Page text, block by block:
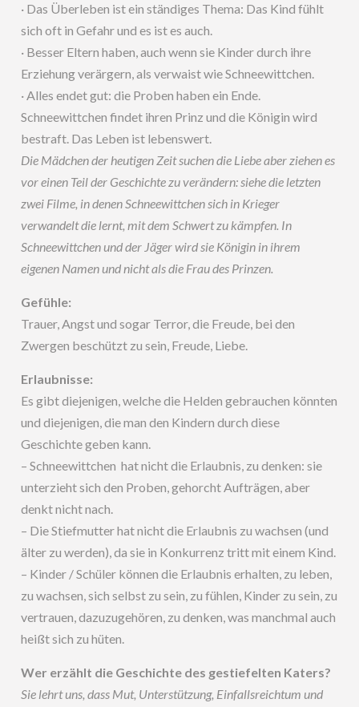
· Das Überleben ist ein ständiges Thema: Das Kind fühlt
sich oft in Gefahr und es ist es auch.
· Besser Eltern haben, auch wenn sie Kinder durch ihre
Erziehung verärgern, als verwaist wie Schneewittchen.
· Alles endet gut: die Proben haben ein Ende.
Schneewittchen findet ihren Prinz und die Königin wird
bestraft. Das Leben ist lebenswert.
Die Mädchen der heutigen Zeit suchen die Liebe aber ziehen es
vor einen Teil der Geschichte zu verändern: siehe die letzten
zwei Filme, in denen Schneewittchen sich in Krieger
verwandelt die lernt, mit dem Schwert zu kämpfen. In
Schneewittchen und der Jäger wird sie Königin in ihrem
eigenen Namen und nicht als die Frau des Prinzen.
Gefühle:
Trauer, Angst und sogar Terror, die Freude, bei den
Zwergen beschützt zu sein, Freude, Liebe.
Erlaubnisse:
Es gibt diejenigen, welche die Helden gebrauchen könnten
und diejenigen, die man den Kindern durch diese
Geschichte geben kann.
– Schneewittchen hat nicht die Erlaubnis, zu denken: sie
unterzieht sich den Proben, gehorcht Aufträgen, aber
denkt nicht nach.
– Die Stiefmutter hat nicht die Erlaubnis zu wachsen (und
älter zu werden), da sie in Konkurrenz tritt mit einem Kind.
– Kinder / Schüler können die Erlaubnis erhalten, zu leben,
zu wachsen, sich selbst zu sein, zu fühlen, Kinder zu sein, zu
vertrauen, dazuzugehören, zu denken, was manchmal auch
heißt sich zu hüten.
Wer erzählt die Geschichte des gestiefelten Katers?
Sie lehrt uns, dass Mut, Unterstützung, Einfallsreichtum und